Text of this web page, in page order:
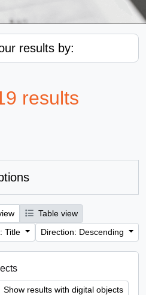
results by:
results
Table view
Title
Direction: Descending
Show results with digital objects